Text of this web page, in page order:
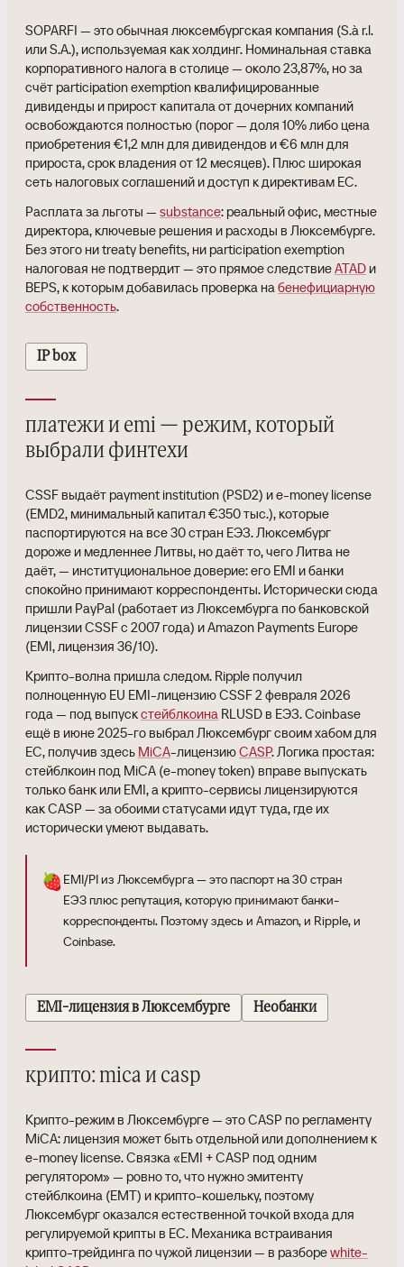
SOPARFI — это обычная люксембургская компания (S.à r.l.
или S.A.), используемая как холдинг. Номинальная ставка
корпоративного налога в столице — около 23,87%, но за
счёт participation exemption квалифицированные
дивиденды и прирост капитала от дочерних компаний
освобождаются полностью (порог — доля 10% либо цена
приобретения €1,2 млн для дивидендов и €6 млн для
прироста, срок владения от 12 месяцев). Плюс широкая
сеть налоговых соглашений и доступ к директивам ЕС.
Расплата за льготы — substance: реальный офис, местные
директора, ключевые решения и расходы в Люксембурге.
Без этого ни treaty benefits, ни participation exemption
налоговая не подтвердит — это прямое следствиеATAD и
BEPS, к которым добавилась проверка на бенефициарную
собственность.
IP box
платежи и emi — режим, который
выбрали финтехи
CSSF выдаёт payment institution (PSD2) и e-money license
(EMD2, минимальный капитал €350 тыс.), которые
паспортируются на все 30 стран ЕЭЗ. Люксембург
дороже и медленнее Литвы, но даёт то, чего Литва не
даёт, — институциональное доверие: его EMI и банки
спокойно принимают корреспонденты. Исторически сюда
пришли PayPal (работает из Люксембурга по банковской
лицензии CSSF с 2007 года) и Amazon Payments Europe
(EMI, лицензия 36/10).
Крипто-волна пришла следом. Ripple получил
полноценную EU EMI-лицензию CSSF 2 февраля 2026
года — под выпускстейблкоина RLUSD в ЕЭЗ. Coinbase
ещё в июне 2025-го выбрал Люксембург своим хабом для
ЕС, получив здесь MiCA-лицензиюCASP. Логика простая:
стейблкоин под MiCA (e-money token) вправе выпускать
только банк или EMI, а крипто-сервисы лицензируются
как CASP — за обоими статусами идут туда, где их
исторически умеют выдавать.
🍓 EMI/PI из Люксембурга — это паспорт на 30 стран
ЕЭЗ плюс репутация, которую принимают банки-
корреспонденты. Поэтому здесь и Amazon, и Ripple, и
Coinbase.
EMI-лицензия в Люксембурге Необанки
крипто: mica и casp
Крипто-режим в Люксембурге — это CASP по регламенту
MiCA: лицензия может быть отдельной или дополнением к
e-money license. Связка «EMI + CASP под одним
регулятором» — ровно то, что нужно эмитенту
стейблкоина (EMT) и крипто-кошельку, поэтому
Люксембург оказался естественной точкой входа для
регулируемой крипты в ЕС. Механика встраивания
крипто-трейдинга по чужой лицензии — в разбореwhite-